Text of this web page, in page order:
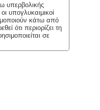
υπερβολικής
υπογλυκαιμικοί
κάτω από
ότι περιορίζει τη
σε